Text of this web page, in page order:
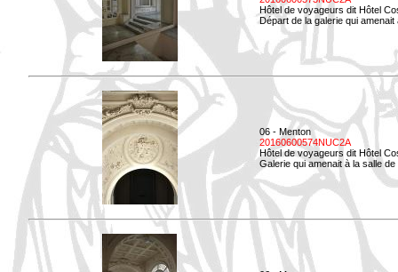
Hôtel de voyageurs dit Hôtel
Départ de la galerie qui
06 - Menton
20160600574NUC2A
Hôtel de voyageurs dit Hôtel
Galerie qui amenait à la salle